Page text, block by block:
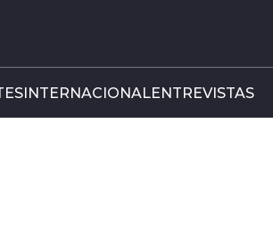
INTERNACIONALENTREVISTAS